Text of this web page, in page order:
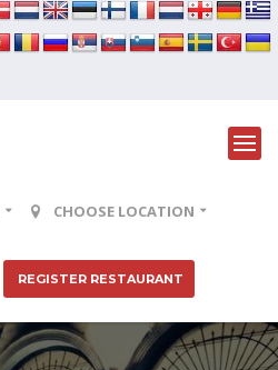
CHOOSE LOCATION
REGISTER RESTAURANT